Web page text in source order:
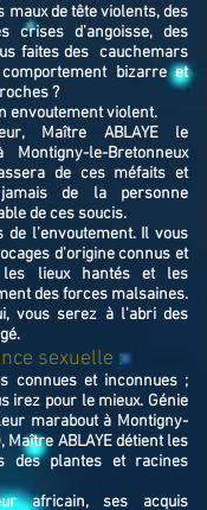
maux de tête violents, des
crises d’angoisse, des
faites des cauchemars
bizarre et
?
envoutement violent.
Maître ABLAYE
le
le-Bretonneux
de ces méfaits et
de la personne
de ces soucis.
l’envoutement. Il vous
d'origine connus et
lieux hantés et les
des forces malsaines.
vous serez à l'abri des
sexuelle :
connues et inconnues ;
irez pour le mieux. Génie
marabout à Montigny-
Maître ABLAYE détient les
des plantes et racines
africain, ses acquis